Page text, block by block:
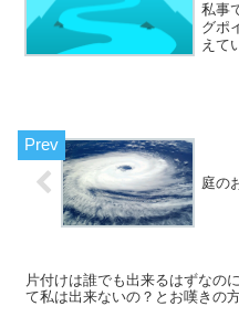
私事
グポ
えて
庭の
片付けは誰でも出来るはずなの
て私は出来ないの？とお嘆きの